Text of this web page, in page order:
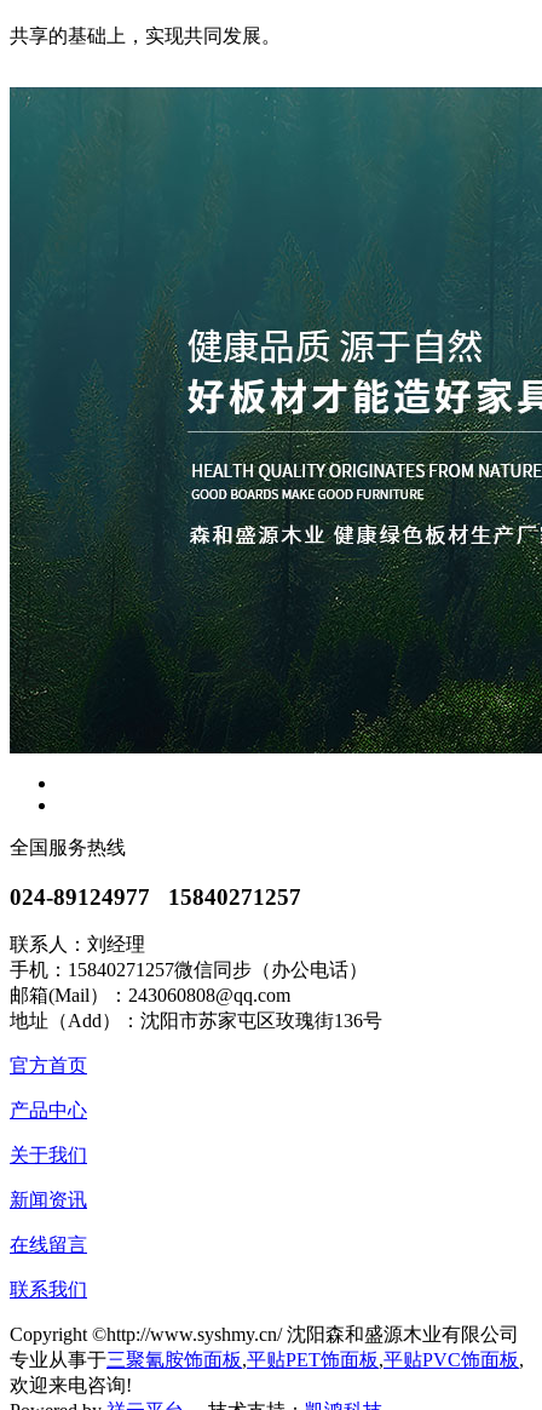
共享的基础上，实现共同发展。
全国服务热线
024-89124977 15840271257
联系人：刘经理
手机：15840271257微信同步（办公电话）
邮箱(Mail）：243060808@qq.com
地址（Add）：沈阳市苏家屯区玫瑰街136号
官方首页
产品中心
关于我们
新闻资讯
在线留言
联系我们
Copyright ©http://www.syshmy.cn/ 沈阳森和盛源木业有限公司
专业从事于三聚氰胺饰面板,平贴PET饰面板,平贴PVC饰面板,
欢迎来电咨询!